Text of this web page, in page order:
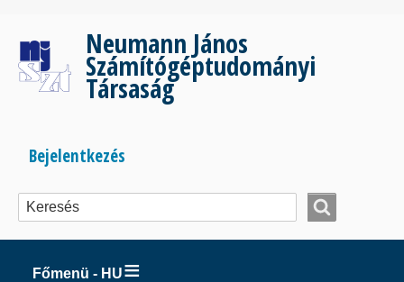
tartalomra
Neumann János
Számítógéptudományi
Társaság
Bejelentkezés
menüje
Bejelentkezés
Főmenü - HU